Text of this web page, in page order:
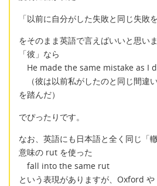
「以前に自分がした失敗と同じ失敗
をそのまま英語で言えばいいと思い
「彼」なら
He made the same mistake as I
（彼は以前私がしたのと同じ間違
を踏んだ）
でぴったりです。
なお、英語にも日本語と全く同じ「
意味の rut を使った
fall into the same rut
という表現がありますが、Oxford